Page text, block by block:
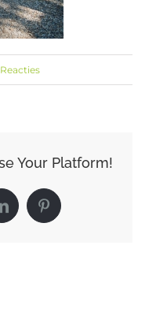
Your Platform!
LinkedInPinterest